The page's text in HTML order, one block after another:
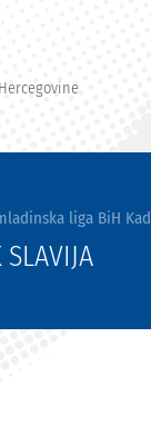
liga BiH